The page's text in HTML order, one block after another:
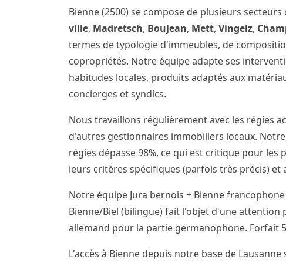
Bienne (2500) se compose de plusieurs
ville, Madretsch, Boujean, Mett, Vingelz,
termes de typologie d'immeubles, de
copropriétés. Notre équipe adapte ses
habitudes locales, produits adaptés aux
concierges et syndics.
Nous travaillons régulièrement avec les régies
d'autres gestionnaires immobiliers locaux.
régies dépasse 98%, ce qui est critique pour
leurs critères spécifiques (parfois très précis)
Notre équipe Jura bernois + Bienne
Bienne/Biel (bilingue) fait l'objet d'une
allemand pour la partie germanophone. Forfait
L'accès à Bienne depuis notre base de